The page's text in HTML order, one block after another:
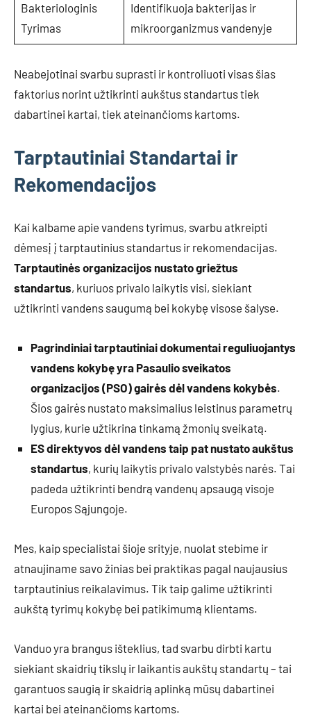
Bakteriologinis
Tyrimas
Identifikuoja bakterijas ir
mikroorganizmus vandenyje
Neabejotinai svarbu suprasti ir kontroliuoti visas šias
faktorius norint užtikrinti aukštus standartus tiek
dabartinei kartai, tiek ateinančioms kartoms.
Tarptautiniai Standartai ir
Rekomendacijos
Kai kalbame apie vandens tyrimus, svarbu atkreipti
dėmesį į tarptautinius standartus ir rekomendacijas.
Tarptautinės organizacijos nustato griežtus
standartus, kuriuos privalo laikytis visi, siekiant
užtikrinti vandens saugumą bei kokybę visose šalyse.
Pagrindiniai tarptautiniai dokumentai reguliuojantys
vandens kokybę yra Pasaulio sveikatos
organizacijos (PSO) gairės dėl vandens kokybės.
Šios gairės nustato maksimalius leistinus parametrų
lygius, kurie užtikrina tinkamą žmonių sveikatą.
ES direktyvos dėl vandens taip pat nustato aukštus
standartus, kurių laikytis privalo valstybės narės. Tai
padeda užtikrinti bendrą vandenų apsaugą visoje
Europos Sąjungoje.
Mes, kaip specialistai šioje srityje, nuolat stebime ir
atnaujiname savo žinias bei praktikas pagal naujausius
tarptautinius reikalavimus. Tik taip galime užtikrinti
aukštą tyrimų kokybę bei patikimumą klientams.
Vanduo yra brangus išteklius, tad svarbu dirbti kartu
siekiant skaidrių tikslų ir laikantis aukštų standartų – tai
garantuos saugią ir skaidrią aplinką mūsų dabartinei
kartai bei ateinančioms kartoms.